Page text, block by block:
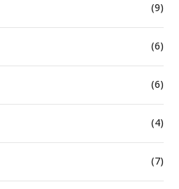
(9)
(6)
(6)
(4)
(7)